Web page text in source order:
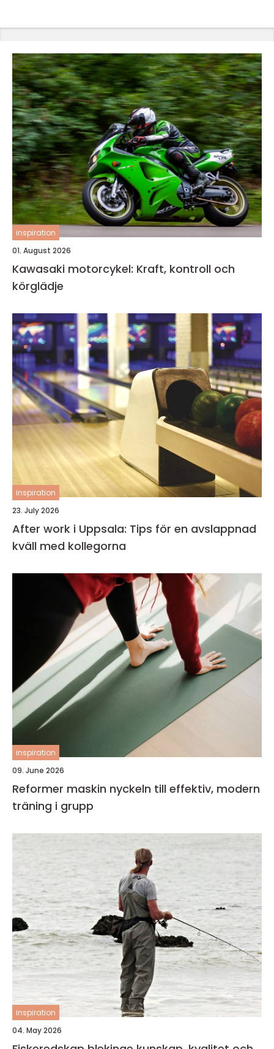
inspiration
01. August 2026
Kawasaki motorcykel: Kraft, kontroll och
körglädje
inspiration
23. July 2026
After work i Uppsala: Tips för en avslappnad
kväll med kollegorna
inspiration
09. June 2026
Reformer maskin nyckeln till effektiv, modern
träning i grupp
inspiration
04. May 2026